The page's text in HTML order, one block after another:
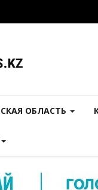
ОБЛАСТЬ